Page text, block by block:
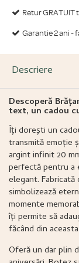
Retur GRATUIT
Garantie 2 ani -
Descriere
Descoperă
text, un cadou
Îți dorești un
transmită emoție
argint infinit 20
perfectă pentru a
elegant.
simbolizează
momente
îți permite să
făcând din
Oferă un dar plin